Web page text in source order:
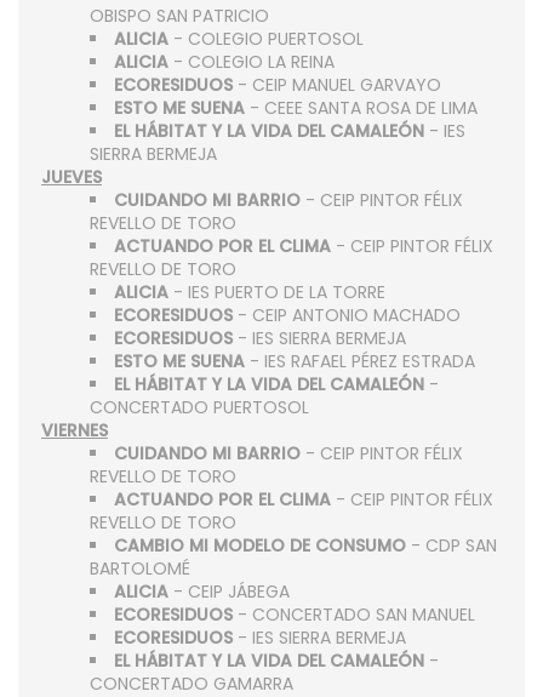
OBISPO SAN PATRICIO
ALICIA - COLEGIO PUERTOSOL
ALICIA - COLEGIO LA REINA
ECORESIDUOS - CEIP MANUEL GARVAYO
ESTO ME SUENA - CEEE SANTA ROSA DE LIMA
EL HÁBITAT Y LA VIDA DEL CAMALEÓN - IES
SIERRA BERMEJA
JUEVES
CUIDANDO MI BARRIO - CEIP PINTOR FÉLIX
REVELLO DE TORO
ACTUANDO POR EL CLIMA - CEIP PINTOR FÉLIX
REVELLO DE TORO
ALICIA - IES PUERTO DE LA TORRE
ECORESIDUOS - CEIP ANTONIO MACHADO
ECORESIDUOS - IES SIERRA BERMEJA
ESTO ME SUENA - IES RAFAEL PÉREZ ESTRADA
EL HÁBITAT Y LA VIDA DEL CAMALEÓN -
CONCERTADO PUERTOSOL
VIERNES
CUIDANDO MI BARRIO - CEIP PINTOR FÉLIX
REVELLO DE TORO
ACTUANDO POR EL CLIMA - CEIP PINTOR FÉLIX
REVELLO DE TORO
CAMBIO MI MODELO DE CONSUMO - CDP SAN
BARTOLOMÉ
ALICIA - CEIP JÁBEGA
ECORESIDUOS - CONCERTADO SAN MANUEL
ECORESIDUOS - IES SIERRA BERMEJA
EL HÁBITAT Y LA VIDA DEL CAMALEÓN -
CONCERTADO GAMARRA